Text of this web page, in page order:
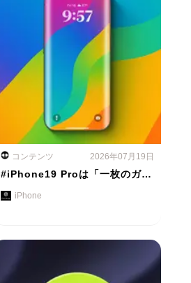
コンテンツ 2026年07月19日
#iPhone19 Proは「一枚のガ…
iPhone